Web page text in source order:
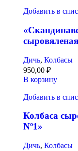
Добавить в
сыровяленая
Дичь, Колбасы
950,00 ₽
В корзину
Добавить в
Колбаса
Nº1»
Дичь, Колбасы